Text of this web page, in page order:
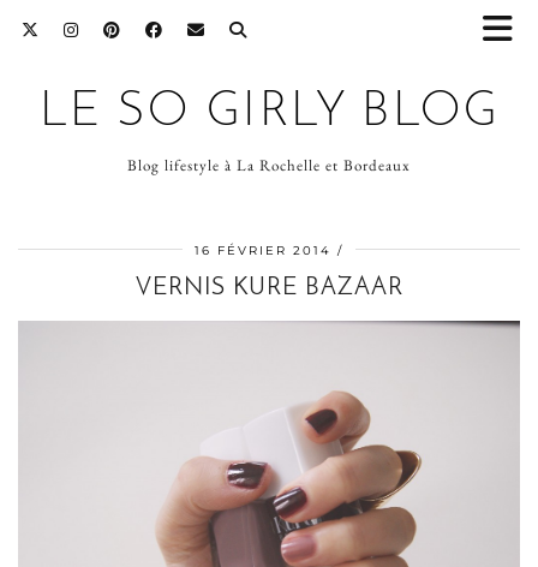
LE SO GIRLY BLOG
Blog lifestyle à La Rochelle et Bordeaux
16 FÉVRIER 2014
VERNIS KURE BAZAAR